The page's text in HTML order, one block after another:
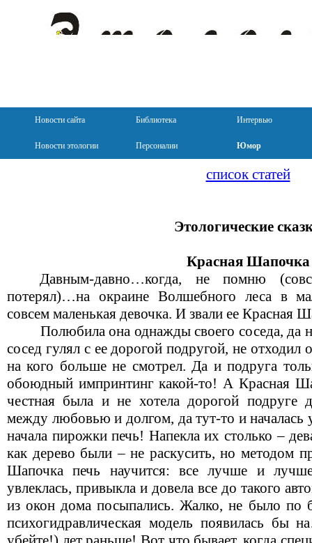
Новости сайта Библиотека Интервью
Новости этологии Персоналии Юмор
список статей
Этологические
Красная Шапочка
Давным-давно…когда, не помню
потерял)…на окраине Волшебного леса в
совсем маленькая девочка. И звали ее Красная
Полюбила она однажды своего соседа, да
сосед гулял с ее дорогой подругой, не отходил
на кого больше не смотрел. Да и подруга
обоюдный импринтинг какой-то! А Красная
честная была и не хотела дорогой подруге
между любовью и долгом, да тут-то и началась
начала пирожки печь! Напекла их столько –
как дерево были – не раскусить, но методом
Шапочка печь научится: все лучше и
увлеклась, привыкла и довела все до такого
из окон дома посыпались. Жалко, не было по
психогидравлическая модель появилась бы